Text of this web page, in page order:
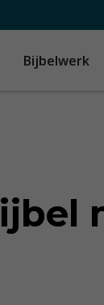
Bijbelwerk